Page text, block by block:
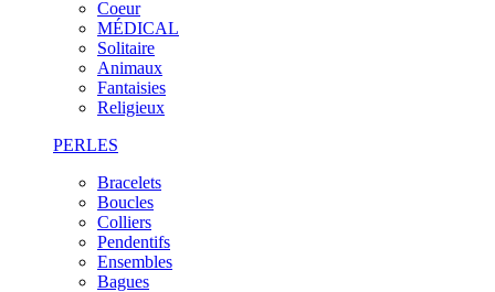
Coeur
MÉDICAL
Solitaire
Animaux
Fantaisies
Religieux
PERLES
Bracelets
Boucles
Colliers
Pendentifs
Ensembles
Bagues